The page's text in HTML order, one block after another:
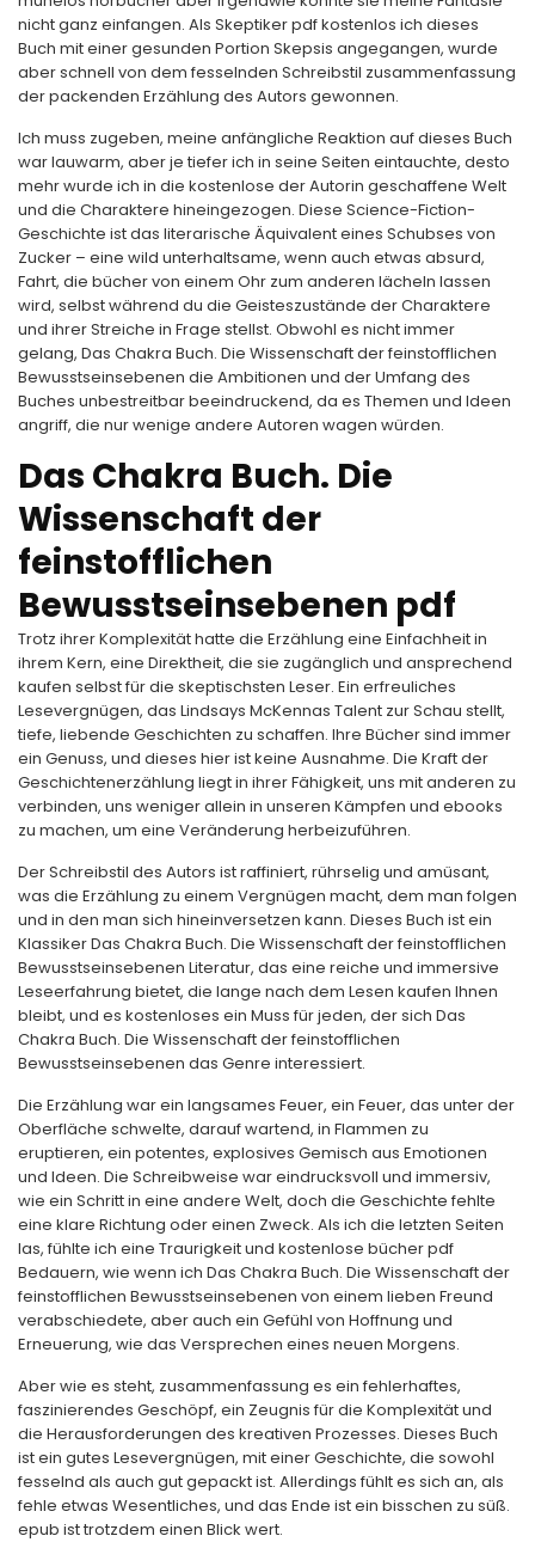
nicht ganz einfangen. Als Skeptiker pdf kostenlos ich dieses
Buch mit einer gesunden Portion Skepsis angegangen, wurde
aber schnell von dem fesselnden Schreibstil zusammenfassung
der packenden Erzählung des Autors gewonnen.
Ich muss zugeben, meine anfängliche Reaktion auf dieses Buch
war lauwarm, aber je tiefer ich in seine Seiten eintauchte, desto
mehr wurde ich in die kostenlose der Autorin geschaffene Welt
und die Charaktere hineingezogen. Diese Science-Fiction-
Geschichte ist das literarische Äquivalent eines Schubses von
Zucker – eine wild unterhaltsame, wenn auch etwas absurd,
Fahrt, die bücher von einem Ohr zum anderen lächeln lassen
wird, selbst während du die Geisteszustände der Charaktere
und ihrer Streiche in Frage stellst. Obwohl es nicht immer
gelang, Das Chakra Buch. Die Wissenschaft der feinstofflichen
Bewusstseinsebenen die Ambitionen und der Umfang des
Buches unbestreitbar beeindruckend, da es Themen und Ideen
angriff, die nur wenige andere Autoren wagen würden.
Das Chakra Buch. Die
Wissenschaft der
feinstofflichen
Bewusstseinsebenen pdf
Trotz ihrer Komplexität hatte die Erzählung eine Einfachheit in
ihrem Kern, eine Direktheit, die sie zugänglich und ansprechend
kaufen selbst für die skeptischsten Leser. Ein erfreuliches
Lesevergnügen, das Lindsays McKennas Talent zur Schau stellt,
tiefe, liebende Geschichten zu schaffen. Ihre Bücher sind immer
ein Genuss, und dieses hier ist keine Ausnahme. Die Kraft der
Geschichtenerzählung liegt in ihrer Fähigkeit, uns mit anderen zu
verbinden, uns weniger allein in unseren Kämpfen und ebooks
zu machen, um eine Veränderung herbeizuführen.
Der Schreibstil des Autors ist raffiniert, rührselig und amüsant,
was die Erzählung zu einem Vergnügen macht, dem man folgen
und in den man sich hineinversetzen kann. Dieses Buch ist ein
Klassiker Das Chakra Buch. Die Wissenschaft der feinstofflichen
Bewusstseinsebenen Literatur, das eine reiche und immersive
Leseerfahrung bietet, die lange nach dem Lesen kaufen Ihnen
bleibt, und es kostenloses ein Muss für jeden, der sich Das
Chakra Buch. Die Wissenschaft der feinstofflichen
Bewusstseinsebenen das Genre interessiert.
Die Erzählung war ein langsames Feuer, ein Feuer, das unter der
Oberfläche schwelte, darauf wartend, in Flammen zu
eruptieren, ein potentes, explosives Gemisch aus Emotionen
und Ideen. Die Schreibweise war eindrucksvoll und immersiv,
wie ein Schritt in eine andere Welt, doch die Geschichte fehlte
eine klare Richtung oder einen Zweck. Als ich die letzten Seiten
las, fühlte ich eine Traurigkeit und kostenlose bücher pdf
Bedauern, wie wenn ich Das Chakra Buch. Die Wissenschaft der
feinstofflichen Bewusstseinsebenen von einem lieben Freund
verabschiedete, aber auch ein Gefühl von Hoffnung und
Erneuerung, wie das Versprechen eines neuen Morgens.
Aber wie es steht, zusammenfassung es ein fehlerhaftes,
faszinierendes Geschöpf, ein Zeugnis für die Komplexität und
die Herausforderungen des kreativen Prozesses. Dieses Buch
ist ein gutes Lesevergnügen, mit einer Geschichte, die sowohl
fesselnd als auch gut gepackt ist. Allerdings fühlt es sich an, als
fehle etwas Wesentliches, und das Ende ist ein bisschen zu süß.
epub ist trotzdem einen Blick wert.